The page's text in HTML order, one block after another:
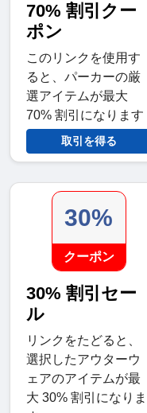
70% 割引クー
ポン
このリンクを使用す
ると、パーカーの厳
選アイテムが最大
70% 割引になります
取引を得る
30%
クーポン
30% 割引セー
ル
リンクをたどると、
選択したアウターウ
ェアのアイテムが最
大 30% 割引になりま